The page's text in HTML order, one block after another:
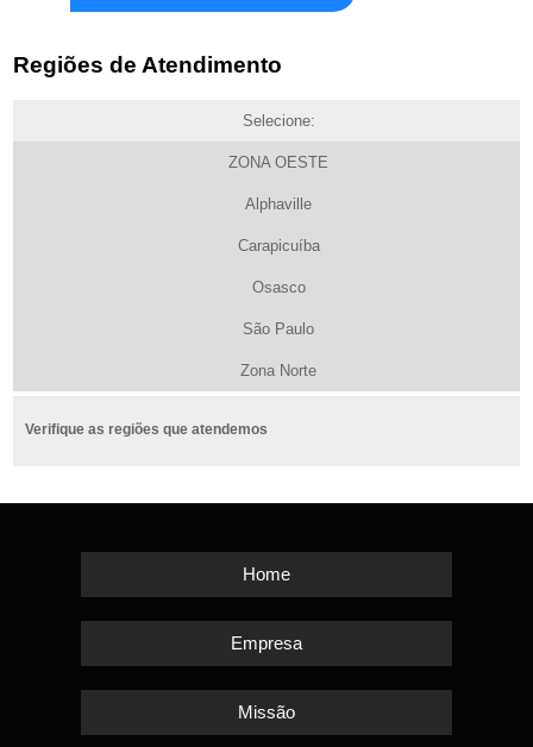
Regiões de Atendimento
Selecione:
ZONA OESTE
Alphaville
Carapicuíba
Osasco
São Paulo
Zona Norte
Verifique as regiões que atendemos
Home
Empresa
Missão